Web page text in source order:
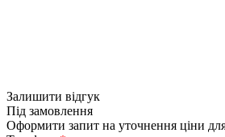
Залишити відгук
Під замовлення
Оформити запит на уточнення ціни